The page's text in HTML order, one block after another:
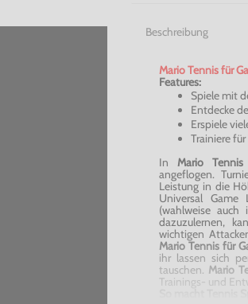
Beschreibung
Mario Tennis für
Features:
Spiele mit
Entdecke
Erspiele
Trainiere
In Mario
angeflogen.
Leistung in die
Universal
(wahlweise
dazuzulernen,
wichtigen
Mario Tennis für
ihr lassen sich
tauschen. Mario
Trainings- und